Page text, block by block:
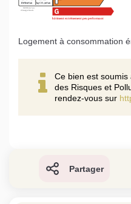
Logement à consommation
Ce bien est soumis
des Risques et
rendez-vous sur
Partager